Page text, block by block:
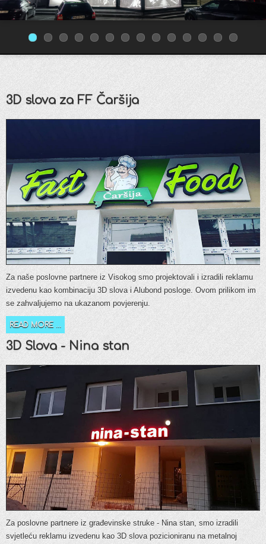
3D slova za FF Čaršija
Za naše poslovne partnere iz Visokog smo projektovali i izradili reklamu
izvedenu kao kombinaciju 3D slova i Alubond posloge. Ovom prilikom im
se zahvaljujemo na ukazanom povjerenju.
READ MORE ...
3D Slova - Nina stan
Za poslovne partnere iz građevinske struke - Nina stan, smo izradili
svjetleću reklamu izvedenu kao 3D slova pozicioniranu na metalnoj